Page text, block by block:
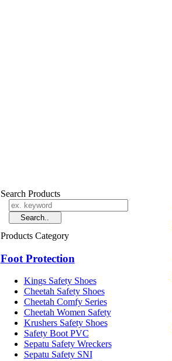
Search Products
Products Category
Foot Protection
Kings Safety Shoes
Cheetah Safety Shoes
Cheetah Comfy Series
Cheetah Women Safety
Krushers Safety Shoes
Safety Boot PVC
Sepatu Safety Wreckers
Sepatu Safety SNI